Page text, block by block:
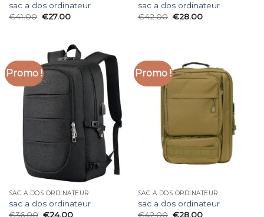
sac a dos ordinateur
€41.00 €27.00
sac a dos ordinateur
€42.00 €28.00
Promo !
SAC A DOS ORDINATEUR
sac a dos ordinateur
€36.00 €24.00
Promo !
SAC A DOS ORDINATEUR
sac a dos ordinateur
€42.00 €28.00